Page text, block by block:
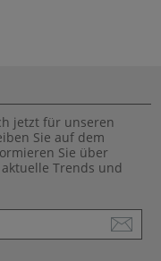
jetzt für unseren
Sie auf dem
Sie über
Trends und